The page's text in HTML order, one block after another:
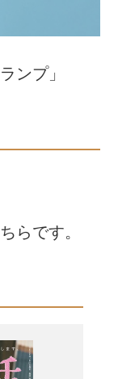
ンプ」
らです。